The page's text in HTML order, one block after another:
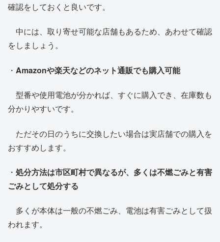
確認をしておくと良いです。
中には、取り寄せ可能な店舗もあるため、あわせて確認
をしましょう。
・ Amazonや楽天などのネット通販でも購入可能
型番や使用電池が分かれば、すぐに購入でき、在庫数も
分かりやすいです。
ただその日のうちに交換したい場合は実店舗での購入を
おすすめします。
・ 処分方法は市区町村で異なるが、多くは不燃ごみと有害
ごみとして処分する
多くが本体は一般の不燃ごみ、電池は有害ごみとして扱
われます。